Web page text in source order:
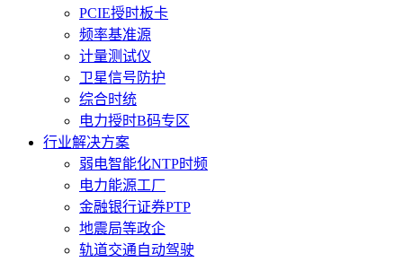
PCIE授时板卡
频率基准源
计量测试仪
卫星信号防护
综合时统
电力授时B码专区
行业解决方案
弱电智能化NTP时频
电力能源工厂
金融银行证券PTP
地震局等政企
轨道交通自动驾驶